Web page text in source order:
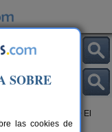
> El
SOBRE
las cookies de